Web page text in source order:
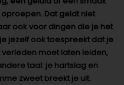
Dat geldt niet
ook voor dingen die je het
jezelf ook toespreekt dat je
moet laten leiden,
taal: je hartslag en
zweet breekt je uit.